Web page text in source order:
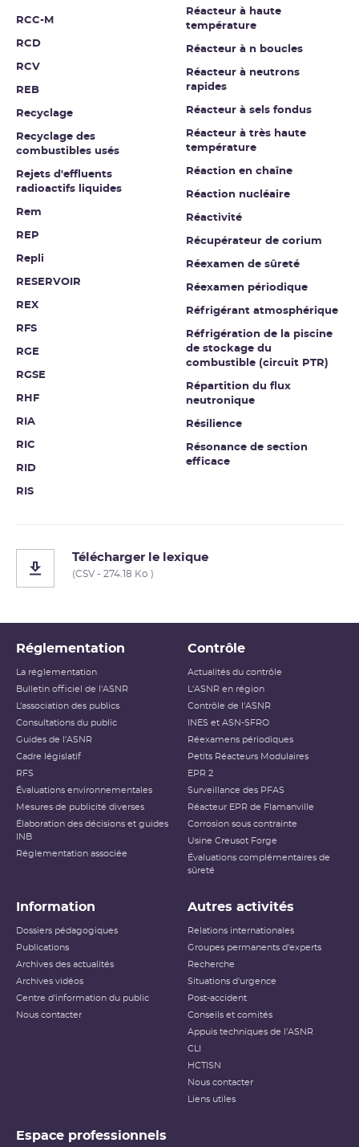
RCC-M
RCD
RCV
REB
Recyclage
Recyclage des
combustibles usés
Rejets d'effluents
radioactifs liquides
Rem
REP
Repli
RESERVOIR
REX
RFS
RGE
RGSE
RHF
RIA
RIC
RID
RIS
Réacteur à haute
température
Réacteur à n boucles
Réacteur à neutrons
rapides
Réacteur à sels fondus
Réacteur à très haute
température
Réaction en chaîne
Réaction nucléaire
Réactivité
Récupérateur de corium
Réexamen de sûreté
Réexamen périodique
Réfrigérant atmosphérique
Réfrigération de la piscine
de stockage du
combustible (circuit PTR)
Répartition du flux
neutronique
Résilience
Résonance de section
efficace
Télécharger le lexique
(CSV - 274.18 Ko )
Réglementation
La réglementation
Bulletin officiel de l'ASNR
L’association des publics
Consultations du public
Guides de l'ASNR
Cadre législatif
RFS
Évaluations environnementales
Mesures de publicité diverses
Élaboration des décisions et guides
INB
Réglementation associée
Contrôle
Actualités du contrôle
L'ASNR en région
Contrôle de l'ASNR
INES et ASN-SFRO
Réexamens périodiques
Petits Réacteurs Modulaires
EPR 2
Surveillance des PFAS
Réacteur EPR de Flamanville
Corrosion sous contrainte
Usine Creusot Forge
Évaluations complémentaires de
sûreté
Information
Dossiers pédagogiques
Publications
Archives des actualités
Archives vidéos
Centre d'information du public
Nous contacter
Autres activités
Relations internationales
Groupes permanents d'experts
Recherche
Situations d'urgence
Post-accident
Conseils et comités
Appuis techniques de l'ASNR
CLI
HCTISN
Nous contacter
Liens utiles
Espace professionnels